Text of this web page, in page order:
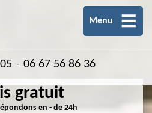
Menu
- 06 67 56 86 36
gratuit
en - de 24h